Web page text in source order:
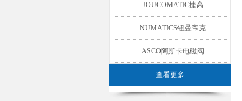
ASCO/NUMATICS/JOUCOMATIC
JOUCOMATIC捷高
NUMATICS钮曼帝克
ASCO阿斯卡电磁阀
查看更多